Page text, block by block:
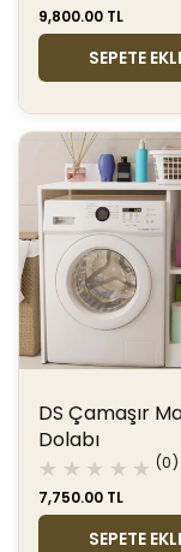
Normal
fiyat
9,800.00 TL
SEPETE
(0)
DS Çamaşır
Dolabı
Normal
fiyat
7,750.00 TL
SEPETE